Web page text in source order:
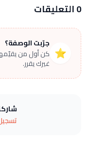
0 التعليقات
⭐
جرّبت الوصفة؟
كن أول من
غيرك يقرر.